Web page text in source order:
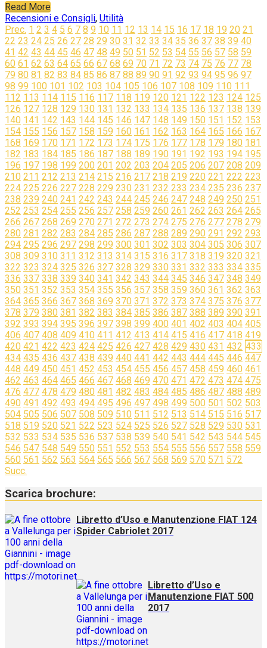
Read More
Recensioni e Consigli, Utilità
Navigazione
articoli
Prec. 1 2 3 4 5 6 7 8 9 10 11 12 13 14 15 16 17 18 19 20 21
22 23 24 25 26 27 28 29 30 31 32 33 34 35 36 37 38 39 40
41 42 43 44 45 46 47 48 49 50 51 52 53 54 55 56 57 58 59
60 61 62 63 64 65 66 67 68 69 70 71 72 73 74 75 76 77 78
79 80 81 82 83 84 85 86 87 88 89 90 91 92 93 94 95 96 97
98 99 100 101 102 103 104 105 106 107 108 109 110 111
112 113 114 115 116 117 118 119 120 121 122 123 124 125
126 127 128 129 130 131 132 133 134 135 136 137 138 139
140 141 142 143 144 145 146 147 148 149 150 151 152 153
154 155 156 157 158 159 160 161 162 163 164 165 166 167
168 169 170 171 172 173 174 175 176 177 178 179 180 181
182 183 184 185 186 187 188 189 190 191 192 193 194 195
196 197 198 199 200 201 202 203 204 205 206 207 208 209
210 211 212 213 214 215 216 217 218 219 220 221 222 223
224 225 226 227 228 229 230 231 232 233 234 235 236 237
238 239 240 241 242 243 244 245 246 247 248 249 250 251
252 253 254 255 256 257 258 259 260 261 262 263 264 265
266 267 268 269 270 271 272 273 274 275 276 277 278 279
280 281 282 283 284 285 286 287 288 289 290 291 292 293
294 295 296 297 298 299 300 301 302 303 304 305 306 307
308 309 310 311 312 313 314 315 316 317 318 319 320 321
322 323 324 325 326 327 328 329 330 331 332 333 334 335
336 337 338 339 340 341 342 343 344 345 346 347 348 349
350 351 352 353 354 355 356 357 358 359 360 361 362 363
364 365 366 367 368 369 370 371 372 373 374 375 376 377
378 379 380 381 382 383 384 385 386 387 388 389 390 391
392 393 394 395 396 397 398 399 400 401 402 403 404 405
406 407 408 409 410 411 412 413 414 415 416 417 418 419
420 421 422 423 424 425 426 427 428 429 430 431 432 433
434 435 436 437 438 439 440 441 442 443 444 445 446 447
448 449 450 451 452 453 454 455 456 457 458 459 460 461
462 463 464 465 466 467 468 469 470 471 472 473 474 475
476 477 478 479 480 481 482 483 484 485 486 487 488 489
490 491 492 493 494 495 496 497 498 499 500 501 502 503
504 505 506 507 508 509 510 511 512 513 514 515 516 517
518 519 520 521 522 523 524 525 526 527 528 529 530 531
532 533 534 535 536 537 538 539 540 541 542 543 544 545
546 547 548 549 550 551 552 553 554 555 556 557 558 559
560 561 562 563 564 565 566 567 568 569 570 571 572
Succ.
Scarica brochure:
Libretto d’Uso e Manutenzione FIAT 124
Spider Cabriolet 2017
Libretto d’Uso e
Manutenzione FIAT 500
2017